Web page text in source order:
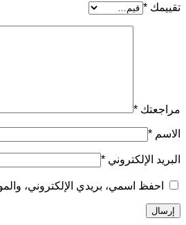
تقييمك *
مراجعتك *
الاسم *
البريد الإلكتروني *
احفظ اسمي، بريدي الإلكتروني،